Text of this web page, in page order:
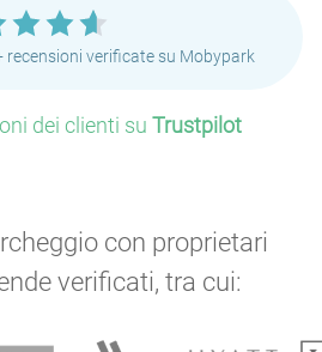
recensioni verificate su Mobypark
dei clienti su Trustpilot
con proprietari
verificati, tra cui:
P